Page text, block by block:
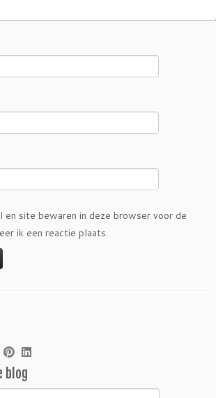
en site bewaren in deze browser voor de
ik een reactie plaats.
blog